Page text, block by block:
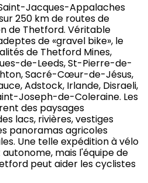
Jacques-Appalaches
250 km de routes de
de Thetford. Véritable
de «gravel bike», le
de Thetford Mines,
de-Leeds, St-Pierre-de-
Sacré-Cœur-de-Jésus,
Adstock, Irlande, Disraeli,
Joseph-de-Coleraine. Les
des paysages
lacs, rivières, vestiges
panoramas agricoles
Une telle expédition à vélo
mais l'équipe de
peut aider les cyclistes